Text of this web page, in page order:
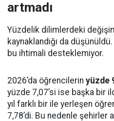
artmadı
Yüzdelik dilimlerdeki
kaynaklandığı da
bu ihtimali desteklemiyor.
2026’da öğrencilerin yüzde
yüzde 7,07’si ise başka bir
yıl farklı bir ile yerleşen
7,78’di. Bu nedenle şehirler